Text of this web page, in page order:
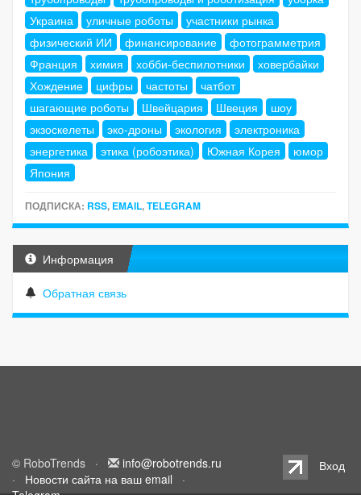
Украина
уличные роботы
участники рынка
физический ИИ
финансирование
фотограмметрия
Франция
химия хобби-беспилотники
ховербайки
Хождение
цифры частоты
чатбот
шагающие роботы
Швейцария Швеция
шоу
экзоскелеты
эко-дроны экология
электроника
энергетика
этика (робоэтика) Южная Корея
юмор
Япония
ПОДПИСКА: RSS, EMAIL,TELEGRAM
Информация
Обратная связь
© RoboTrends ·
info@robotrends.ru
· Новости сайта на ваш email ·
Вход